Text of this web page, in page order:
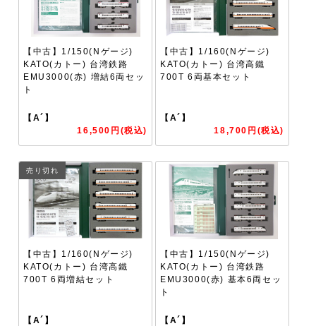
【中古】1/150(Nゲージ)
KATO(カトー) 台湾鉄路
EMU3000(赤) 増結6両セッ
ト
【A´】
16,500円(税込)
【中古】1/160(Nゲージ)
KATO(カトー) 台湾高鐵
700T 6両基本セット
【A´】
18,700円(税込)
売り切れ
【中古】1/160(Nゲージ)
KATO(カトー) 台湾高鐵
700T 6両増結セット
【A´】
【中古】1/150(Nゲージ)
KATO(カトー) 台湾鉄路
EMU3000(赤) 基本6両セッ
ト
【A´】